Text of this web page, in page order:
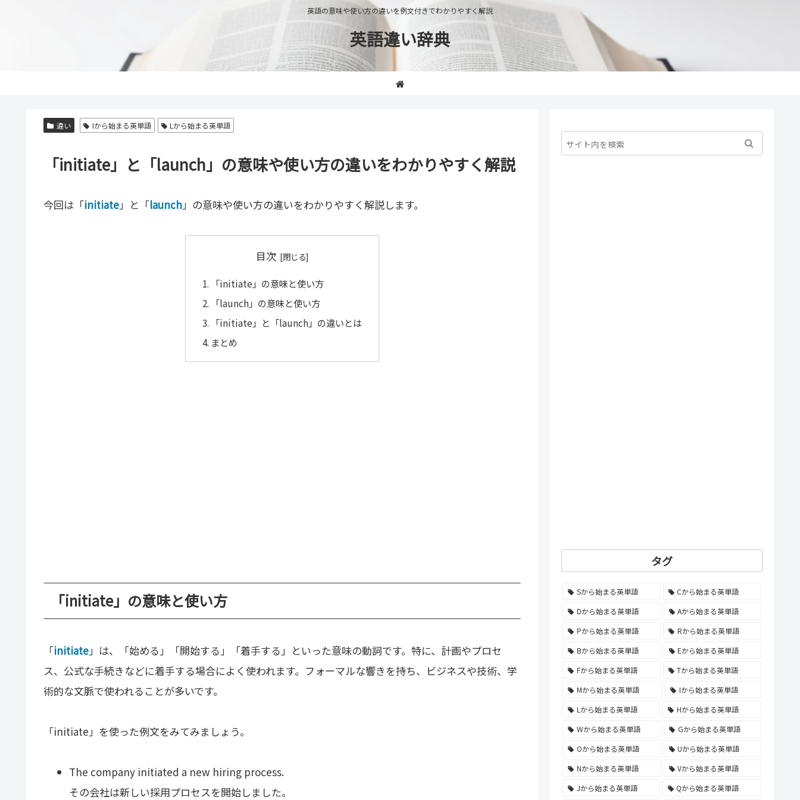
英語の意味や使い方の違いを例文付きでわかりやすく解説
英語違い辞典
違い Iから始まる英単語 Lから始まる英単語
「initiate」と「launch」の意味や使い方の違いをわかりやすく解説
今回は「initiate」と「launch」の意味や使い方の違いをわかりやすく解説します。
目次
「initiate」の意味と使い方
「launch」の意味と使い方
「initiate」と「launch」の違いとは
まとめ
「initiate」の意味と使い方
「initiate」は、「始める」「開始する」「着手する」といった意味の動詞です。特に、計画やプロセ
ス、公式な手続きなどに着手する場合によく使われます。フォーマルな響きを持ち、ビジネスや技術、学
術的な文脈で使われることが多いです。
「initiate」を使った例文をみてみましょう。
The company initiated a new hiring process.
その会社は新しい採用プロセスを開始しました。
タグ
Sから始まる英単語
Cから始まる英単語
Dから始まる英単語
Aから始まる英単語
Pから始まる英単語
Rから始まる英単語
Bから始まる英単語
Eから始まる英単語
Fから始まる英単語
Tから始まる英単語
Mから始まる英単語
Iから始まる英単語
Lから始まる英単語
Hから始まる英単語
Wから始まる英単語
Gから始まる英単語
Oから始まる英単語
Uから始まる英単語
Nから始まる英単語
Vから始まる英単語
Jから始まる英単語
Qから始まる英単語